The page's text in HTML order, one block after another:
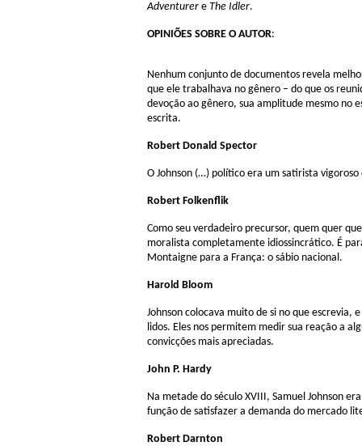
Adventurer e The Idler.
OPINIÕES SOBRE O AUTOR:
Nenhum conjunto de documentos revela
que ele trabalhava no gênero – do que os
devoção ao gênero, sua amplitude mesmo no
escrita.
Robert Donald Spector
O Johnson (…) político era um satirista
Robert Folkenflik
Como seu verdadeiro precursor, quem quer
moralista completamente idiossincrático. É
Montaigne para a França: o sábio nacional.
Harold Bloom
Johnson colocava muito de si no que escrevia,
lidos. Eles nos permitem medir sua reação a
convicções mais apreciadas.
John P. Hardy
Na metade do século XVIII, Samuel Johnson
função de satisfazer a demanda do mercado
Robert Darnton